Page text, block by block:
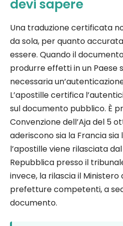
devi sapere
Una traduzione certificata
da sola, per quanto
essere. Quando il
produrre effetti in un Paese
necessaria
L’apostille certifica
sul documento pubblico. È
Convenzione dell’Aja del 5
aderiscono sia la Francia sia
l’apostille viene rilasciata
Repubblica presso il
invece, la rilascia il Ministero
prefetture competenti, a
documento.